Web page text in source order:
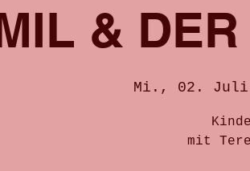
&
Mi., 02. Juli
mit